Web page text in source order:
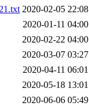
2020-02-05 22:08
2020-01-11 04:00
2020-02-22 04:00
2020-03-07 03:27
2020-04-11 06:01
2020-05-18 13:01
2020-06-06 05:49